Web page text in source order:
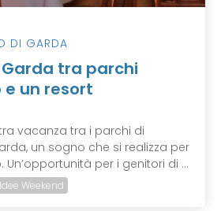
DI GARDA
tra parchi
un resort
vacanza tra i parchi di
un sogno che si realizza per
per i genitori di ...
Idee Weekend